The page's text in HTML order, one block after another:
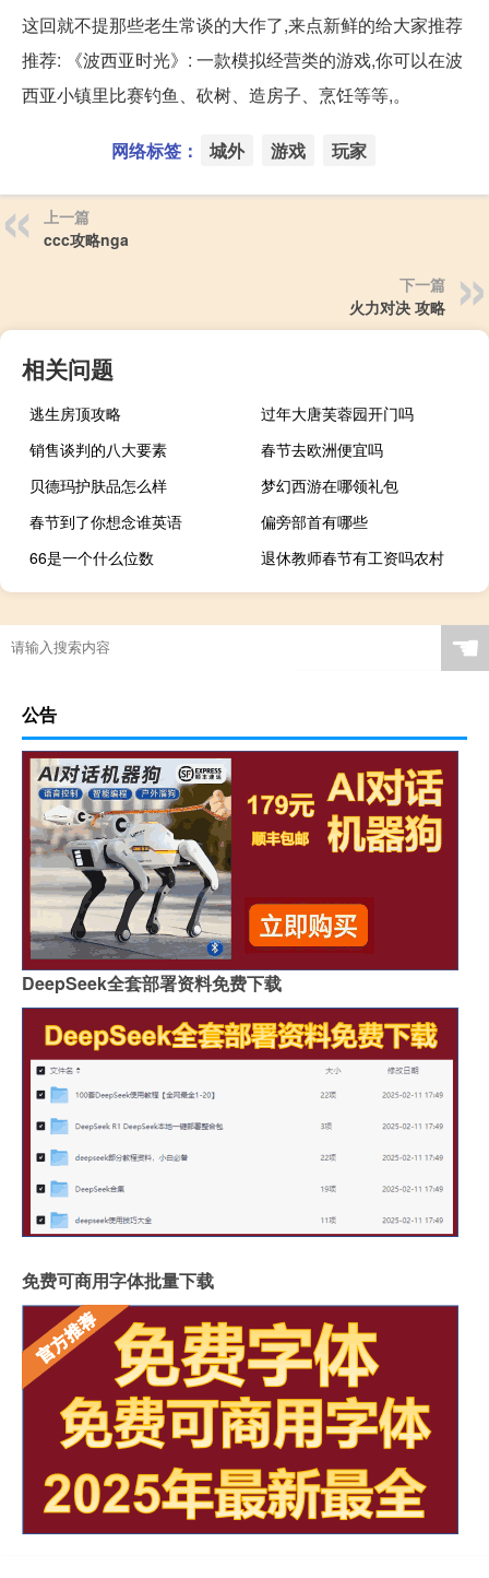
这回就不提那些老生常谈的大作了,来点新鲜的给大家推荐
推荐: 《波西亚时光》: 一款模拟经营类的游戏,你可以在波
西亚小镇里比赛钓鱼、砍树、造房子、烹饪等等,。
网络标签： 城外 游戏 玩家
上一篇
ccc攻略nga
下一篇
火力对决 攻略
相关问题
逃生房顶攻略
过年大唐芙蓉园开门吗
销售谈判的八大要素
春节去欧洲便宜吗
贝德玛护肤品怎么样
梦幻西游在哪领礼包
春节到了你想念谁英语
偏旁部首有哪些
66是一个什么位数
退休教师春节有工资吗农村
☚
公告
DeepSeek全套部署资料免费下载
免费可商用字体批量下载